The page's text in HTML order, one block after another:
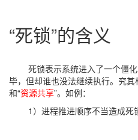
“死锁”的含义
死锁表示系统进入了一个僵化
毕，但却谁也没法继续执行。究其
和“资源共享”。如例：
1）进程推进顺序不当造成死